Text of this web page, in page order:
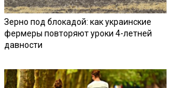
Зерно под блокадой: как украинские
фермеры повторяют уроки 4-летней
давности